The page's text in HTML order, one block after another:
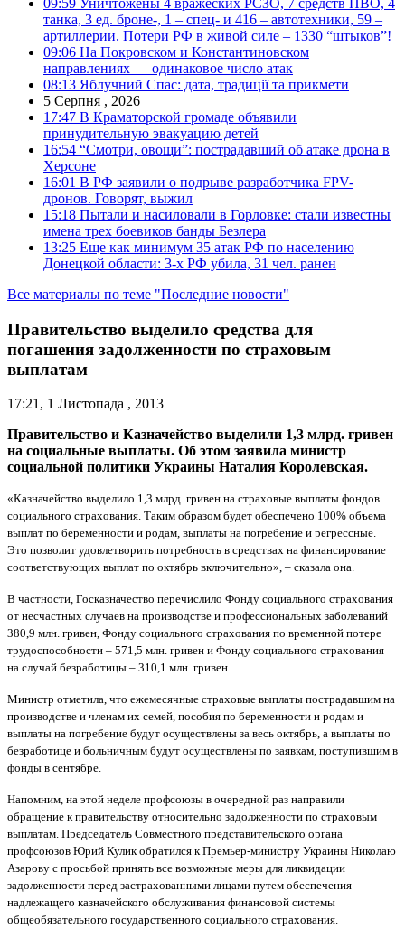
танка, 3 ед. броне-, 1 – спец- и 416 – автотехники, 59 –
артиллерии. Потери РФ в живой силе – 1330 “штыков”!
09:06 На Покровском и Константиновском
направлениях — одинаковое число атак
08:13 Яблучний Спас: дата, традиції та прикмети
5 Серпня , 2026
17:47 В Краматорской громаде объявили
принудительную эвакуацию детей
16:54 “Смотри, овощи”: пострадавший об атаке дрона в
Херсоне
16:01 В РФ заявили о подрыве разработчика FPV-
дронов. Говорят, выжил
15:18 Пытали и насиловали в Горловке: стали известны
имена трех боевиков банды Безлера
13:25 Еще как минимум 35 атак РФ по населению
Донецкой области: 3-х РФ убила, 31 чел. ранен
Все материалы по теме "Последние новости"
Правительство выделило средства для
погашения задолженности по страховым
выплатам
17:21, 1 Листопада , 2013
Правительство и Казначейство выделили 1,3 млрд. гривен
на социальные выплаты. Об этом заявила министр
социальной политики Украины Наталия Королевская.
«Казначейство выделило 1,3 млрд. гривен на страховые выплаты фондов
социального страхования. Таким образом будет обеспечено 100% объема
выплат по беременности и родам, выплаты на погребение и регрессные.
Это позволит удовлетворить потребность в средствах на финансирование
соответствующих выплат по октябрь включительно», – сказала она.
В частности, Госказначество перечислило Фонду социального страхования
от несчастных случаев на производстве и профессиональных заболеваний
380,9 млн. гривен, Фонду социального страхования по временной потере
трудоспособности – 571,5 млн. гривен и Фонду социального страхования
на случай безработицы – 310,1 млн. гривен.
Министр отметила, что ежемесячные страховые выплаты пострадавшим на
производстве и членам их семей, пособия по беременности и родам и
выплаты на погребение будут осуществлены за весь октябрь, а выплаты по
безработице и больничным будут осуществлены по заявкам, поступившим в
фонды в сентябре.
Напомним, на этой неделе профсоюзы в очередной раз направили
обращение к правительству относительно задолженности по страховым
выплатам. Председатель Совместного представительского органа
профсоюзов Юрий Кулик обратился к Премьер-министру Украины Николаю
Азарову с просьбой принять все возможные меры для ликвидации
задолженности перед застрахованными лицами путем обеспечения
надлежащего казначейского обслуживания финансовой системы
общеобязательного государственного социального страхования.